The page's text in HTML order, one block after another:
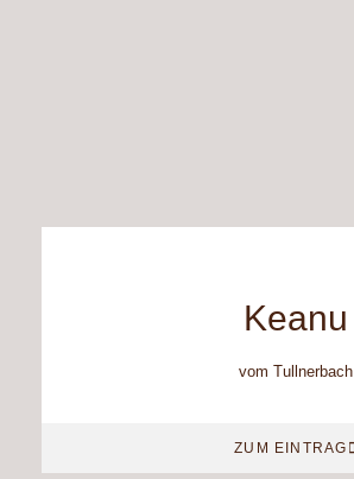
Keanu
vom Tullnerbach
ZUM EINTRAG